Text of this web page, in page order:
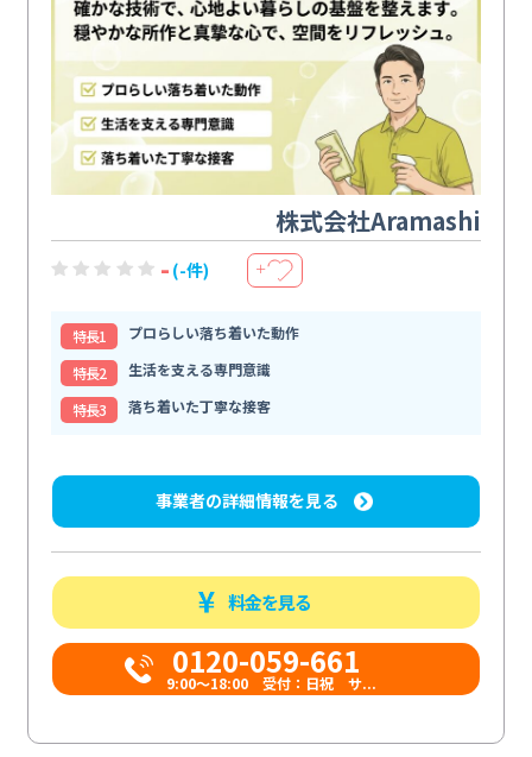
株式会社Aramashi
- (-件) ＋
特⻑1
プロらしい落ち着いた動作
特⻑2
生活を支える専門意識
特⻑3
落ち着いた丁寧な接客
事業者の詳細情報を見る
料金を見る
0120-059-661
9:00〜18:00 受付：日祝 サ...